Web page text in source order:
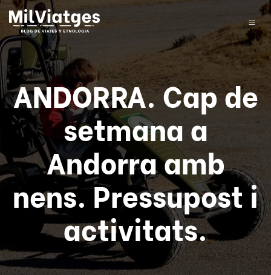
ANDORRA. Cap de
setmana a
Andorra amb
nens. Pressupost i
activitats.